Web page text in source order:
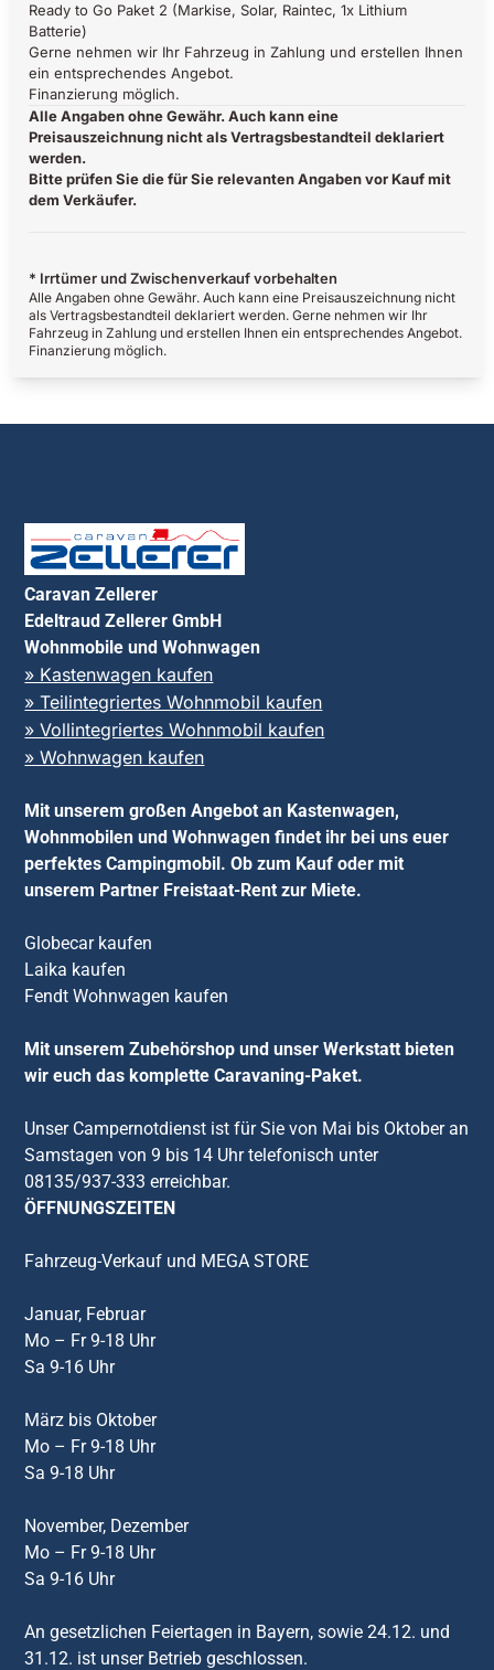
Ready to Go Paket 2 (Markise, Solar, Raintec, 1x Lithium
Batterie)
Gerne nehmen wir Ihr Fahrzeug in Zahlung und erstellen Ihnen
ein entsprechendes Angebot.
Finanzierung möglich.
Alle Angaben ohne Gewähr. Auch kann eine
Preisauszeichnung nicht als Vertragsbestandteil deklariert
werden.
Bitte prüfen Sie die für Sie relevanten Angaben vor Kauf mit
dem Verkäufer.
* Irrtümer und Zwischenverkauf vorbehalten
Alle Angaben ohne Gewähr. Auch kann eine Preisauszeichnung nicht
als Vertragsbestandteil deklariert werden. Gerne nehmen wir Ihr
Fahrzeug in Zahlung und erstellen Ihnen ein entsprechendes Angebot.
Finanzierung möglich.
Caravan Zellerer
Edeltraud Zellerer GmbH
Wohnmobile und Wohnwagen
» Kastenwagen kaufen
» Teilintegriertes Wohnmobil kaufen
» Vollintegriertes Wohnmobil kaufen
» Wohnwagen kaufen
Mit unserem großen Angebot an Kastenwagen,
Wohnmobilen und Wohnwagen findet ihr bei uns euer
perfektes Campingmobil. Ob zum Kauf oder mit
unserem Partner Freistaat-Rent zur Miete.
Globecar kaufen
Laika kaufen
Fendt Wohnwagen kaufen
Mit unserem Zubehörshop und unser Werkstatt bieten
wir euch das komplette Caravaning-Paket.
Unser Campernotdienst ist für Sie von Mai bis Oktober an
Samstagen von 9 bis 14 Uhr telefonisch unter
08135/937-333 erreichbar.
ÖFFNUNGSZEITEN
Fahrzeug-Verkauf und MEGA STORE
Januar, Februar
Mo – Fr 9-18 Uhr
Sa 9-16 Uhr
März bis Oktober
Mo – Fr 9-18 Uhr
Sa 9-18 Uhr
November, Dezember
Mo – Fr 9-18 Uhr
Sa 9-16 Uhr
An gesetzlichen Feiertagen in Bayern, sowie 24.12. und
31.12. ist unser Betrieb geschlossen.